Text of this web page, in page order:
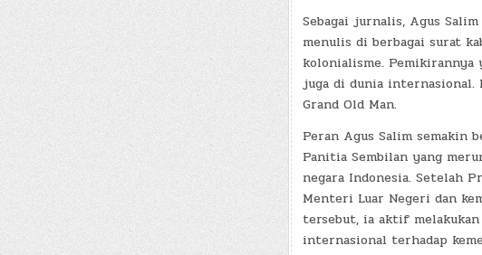
Sebagai jurnalis, Agus
menulis di berbagai surat
kolonialisme. Pemikirannya
juga di dunia internasional.
Grand Old Man.
Peran Agus Salim semakin
Panitia Sembilan yang
negara Indonesia. Setelah
Menteri Luar Negeri dan
tersebut, ia aktif
internasional terhadap